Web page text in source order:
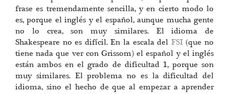
frase es tremendamente sencilla, y en cierto modo lo
es, porque el inglés y el español, aunque mucha gente
no lo crea, son muy similares. El idioma de
Shakespeare no es difícil. En la escala del FSI(que no
tiene nada que ver con Grissom) el español y el inglés
están ambos en el grado de dificultad 1, porque son
muy similares. El problema no es la dificultad del
idioma, sino el hecho de que al empezar a aprender